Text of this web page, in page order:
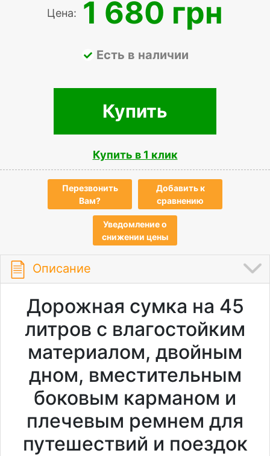
Цена: 1 680 грн
Есть в наличии
Купить
Купить в 1 клик
Перезвонить
Вам?
Добавить к
сравнению
Уведомление о
снижении цены
Описание
Дорожная сумка на 45
литров с влагостойким
материалом, двойным
дном, вместительным
боковым карманом и
плечевым ремнем для
путешествий и поездок